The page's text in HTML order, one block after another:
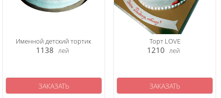
Именной детский тортик
1138 лей
ЗАКАЗАТЬ
Торт LOVE
1210 лей
ЗАКАЗАТЬ